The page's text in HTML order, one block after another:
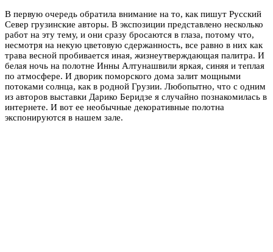
В первую очередь обратила внимание на то, как пишут Русский
Север грузинские авторы. В экспозиции представлено несколько
работ на эту тему, и они сразу бросаются в глаза, потому что,
несмотря на некую цветовую сдержанность, все равно в них как
трава весной пробивается иная, жизнеутверждающая палитра. И
белая ночь на полотне Инны Алтунашвили яркая, синяя и теплая
по атмосфере. И дворик поморского дома залит мощными
потоками солнца, как в родной Грузии. Любопытно, что с одним
из авторов выставки Дарико Беридзе я случайно познакомилась в
интернете. И вот ее необычные декоративные полотна
экспонируются в нашем зале.